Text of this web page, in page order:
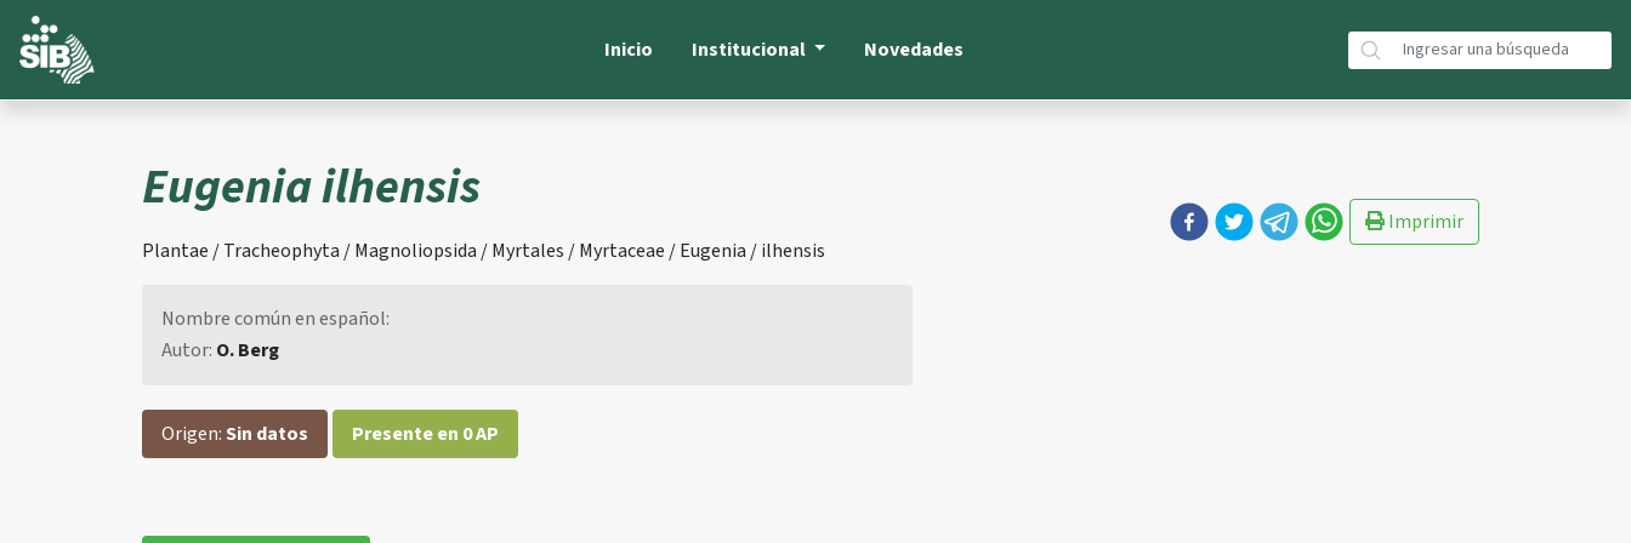
Inicio Institucional Novedades
Imprimir
Eugenia ilhensis
Plantae / Tracheophyta / Magnoliopsida / Myrtales / Myrtaceae / Eugenia / ilhensis
Nombre común en español:
Autor: O. Berg
Origen:Sin datos Presente en 0 AP